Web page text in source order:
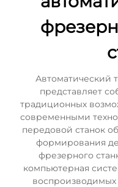
Автоматический
представляет
традиционных
современными
передовой станок
формирования
фрезерного
компьютерная